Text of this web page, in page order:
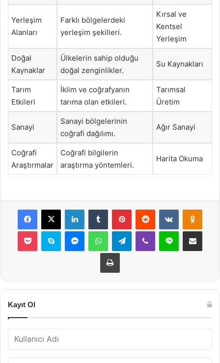
Yerleşim
Alanları
Farklı bölgelerdeki
yerleşim şekilleri.
Kırsal ve
Kentsel
Yerleşim
Doğal
Kaynaklar
Ülkelerin sahip olduğu
doğal zenginlikler.
Su Kaynakları
Tarım
Etkileri
İklim ve coğrafyanın
tarıma olan etkileri.
Tarımsal
Üretim
Sanayi
Sanayi bölgelerinin
coğrafi dağılımı.
Ağır Sanayi
Coğrafi
Araştırmalar
Coğrafi bilgilerin
araştırma yöntemleri.
Harita Okuma
Facebook
X LinkedInTumblr PinterestReddit VKontakte
Pocket Skype MessengerWhatsAppTelegramViber Line E-Posta ile
Yazdır
Kayıt Ol